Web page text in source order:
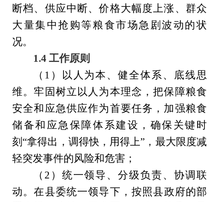
断档、供应中断、价格大幅度上涨、群众
大量集中抢购等粮食市场急剧波动的状
况。
1.4 工作原则
（ 1 ） 以人为本、健全体系、 底线思
维。牢固树立以人为本理念，把保障粮食
安全和应急供应作为首要任务，加强粮食
储备和 应急保障体系建设，确保关键时
刻 “拿得出，调得快，用得上” ，最大限度减
轻突发事件的风险和危害；
（ 2 ） 统一领导、分级负责、协调联
动。在县委统一领导下， 按照县政府的部